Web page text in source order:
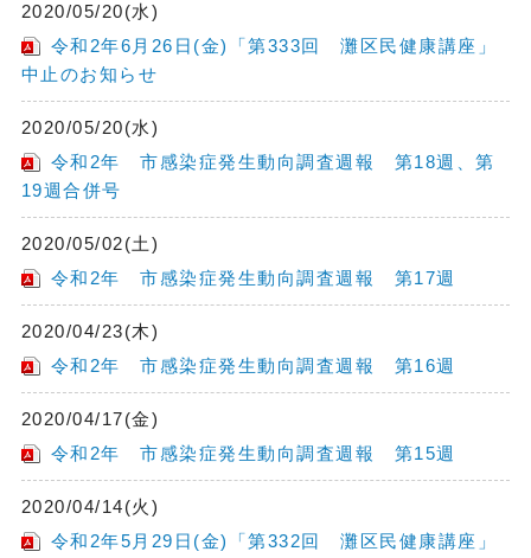
2020/05/20(水)
令和2年6月26日(金)「第333回 灘区民健康講座」
中止のお知らせ
2020/05/20(水)
令和2年 市感染症発生動向調査週報 第18週、第
19週合併号
2020/05/02(土)
令和2年 市感染症発生動向調査週報 第17週
2020/04/23(木)
令和2年 市感染症発生動向調査週報 第16週
2020/04/17(金)
令和2年 市感染症発生動向調査週報 第15週
2020/04/14(火)
令和2年5月29日(金)「第332回 灘区民健康講座」